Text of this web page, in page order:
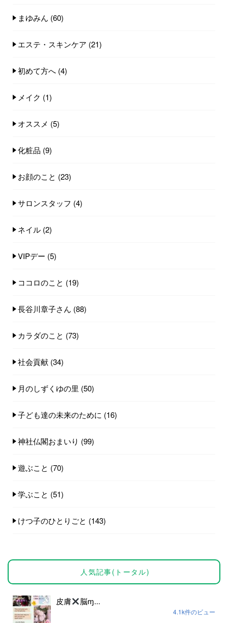
まゆみん (60)
エステ・スキンケア (21)
初めて方へ (4)
メイク (1)
オススメ (5)
化粧品 (9)
お顔のこと (23)
サロンスタッフ (4)
ネイル (2)
VIPデー (5)
ココロのこと (19)
長谷川章子さん (88)
カラダのこと (73)
社会貢献 (34)
月のしずくゆの里 (50)
子ども達の未来のために (16)
神社仏閣おまいり (99)
遊ぶこと (70)
学ぶこと (51)
けつ子のひとりごと (143)
人気記事(トータル)
皮膚 脳ɱ...
4.1k件のビュー